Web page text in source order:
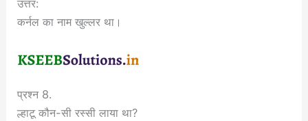
उत्तर:
कर्नल का नाम खुल्लर था।
प्रश्न 8.
ल्हाटू कौन-सी रस्सी लाया था?